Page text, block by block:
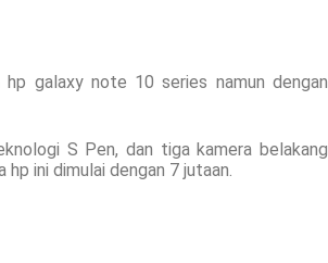
hp galaxy note 10 series namun dengan
S Pen, dan tiga kamera belakang
ini dimulai dengan 7 jutaan.